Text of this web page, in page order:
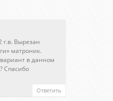
г.в. Вырезан
матроник.
в данном
Спасибо
Ответить